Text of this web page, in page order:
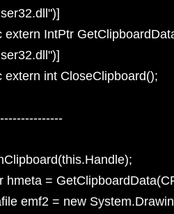
extern IntPtr
extern int CloseClipboard();
IntPtr hmeta =
Metafile emf2 = new